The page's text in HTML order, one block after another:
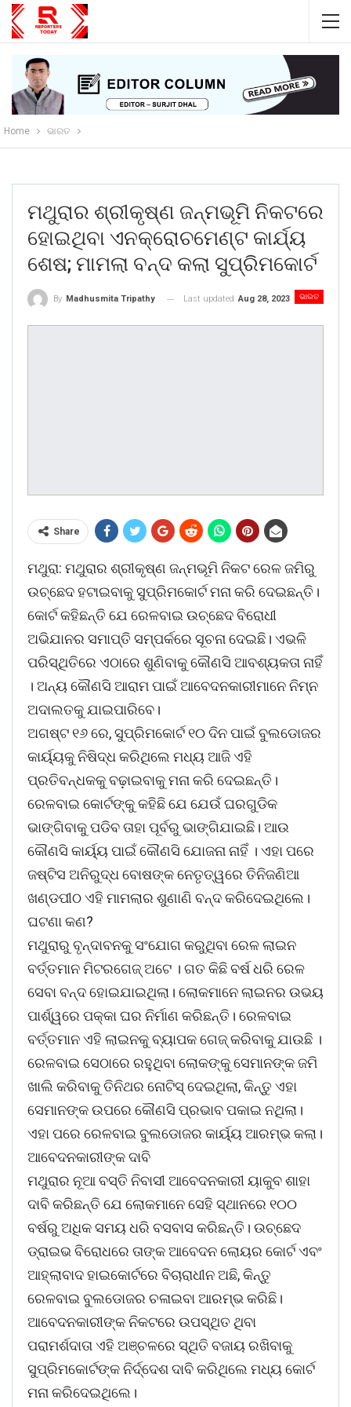
Home ଭାରତ
ମଥୁରାର ଶ୍ରୀକୃଷ୍ଣ ଜନ୍ମଭୂମି ନିକଟରେ
ହୋଇଥିବା ଏନକ୍ରୋଚମେଣ୍ଟ କାର୍ଯ୍ୟ
ଶେଷ; ମାମଲା ବନ୍ଦ କଲା ସୁପ୍ରିମକୋର୍ଟ
ଭାରତ
By Madhusmita Tripathy Last updated Aug 28, 2023
Share
ମଥୁରା: ମଥୁରାର ଶ୍ରୀକୃଷ୍ଣ ଜନ୍ମଭୂମି ନିକଟ ରେଳ ଜମିରୁ
ଉଚ୍ଛେଦ ହଟାଇବାକୁ ସୁପ୍ରିମକୋର୍ଟ ମନା କରି ଦେଇଛନ୍ତି।
କୋର୍ଟ କହିଛନ୍ତି ଯେ ରେଳବାଇ ଉଚ୍ଛେଦ ବିରୋଧୀ
ଅଭିଯାନର ସମାପ୍ତି ସମ୍ପର୍କରେ ସୂଚନା ଦେଇଛି। ଏଭଳି
ପରିସ୍ଥିତିରେ ଏଠାରେ ଶୁଣିବାକୁ କୌଣସି ଆବଶ୍ୟକତା ନାହିଁ
। ଅନ୍ୟ କୌଣସି ଆରାମ ପାଇଁ ଆବେଦନକାରୀମାନେ ନିମ୍ନ
ଅଦାଲତକୁ ଯାଇପାରିବେ।
ଅଗଷ୍ଟ ୧୬ ରେ, ସୁପ୍ରିମକୋର୍ଟ ୧୦ ଦିନ ପାଇଁ ବୁଲଡୋଜର
କାର୍ୟ୍ୟକୁ ନିଷିଦ୍ଧ କରିଥିଲେ ମଧ୍ୟ ଆଜି ଏହି
ପ୍ରତିବନ୍ଧକକୁ ବଢ଼ାଇବାକୁ ମନା କରି ଦେଇଛନ୍ତି।
ରେଳବାଇ କୋର୍ଟଙ୍କୁ କହିଛି ଯେ ଯେଉଁ ଘରଗୁଡିକ
ଭାଙ୍ଗିବାକୁ ପଡିବ ତାହା ପୂର୍ବରୁ ଭାଙ୍ଗିଯାଇଛି। ଆଉ
କୌଣସି କାର୍ୟ୍ୟ ପାଇଁ କୌଣସି ଯୋଜନା ନାହିଁ । ଏହା ପରେ
ଜଷ୍ଟିସ ଅନିରୁଦ୍ଧ ବୋଷଙ୍କ ନେତୃତ୍ୱରେ ତିନିଜଣିଆ
ଖଣ୍ଡପୀଠ ଏହି ମାମଲାର ଶୁଣାଣି ବନ୍ଦ କରିଦେଇଥିଲେ।
ଘଟଣା କଣ?
ମଥୁରାରୁ ବୃନ୍ଦାବନକୁ ସଂଯୋଗ କରୁଥିବା ରେଳ ଲାଇନ
ବର୍ତ୍ତମାନ ମିଟରଗେଜ୍ ଅଟେ । ଗତ କିଛି ବର୍ଷ ଧରି ରେଳ
ସେବା ବନ୍ଦ ହୋଇଯାଇଥିଲା। ଲୋକମାନେ ଲାଇନର ଉଭୟ
ପାର୍ଶ୍ୱରେ ପକ୍କା ଘର ନିର୍ମାଣ କରିଛନ୍ତି। ରେଳବାଇ
ବର୍ତ୍ତମାନ ଏହି ଲାଇନକୁ ବ୍ୟାପକ ଗେଜ୍ କରିବାକୁ ଯାଉଛି ।
ରେଳବାଇ ସେଠାରେ ରହୁଥିବା ଲୋକଙ୍କୁ ସେମାନଙ୍କ ଜମି
ଖାଲି କରିବାକୁ ତିନିଥର ନୋଟିସ୍ ଦେଇଥିଲା, କିନ୍ତୁ ଏହା
ସେମାନଙ୍କ ଉପରେ କୌଣସି ପ୍ରଭାବ ପକାଇ ନଥିଲା।
ଏହା ପରେ ରେଳବାଇ ବୁଲଡୋଜର କାର୍ୟ୍ୟ ଆରମ୍ଭ କଲା।
ଆବେଦନକାରୀଙ୍କ ଦାବି
ମଥୁରାର ନୂଆ ବସ୍ତି ନିବାସୀ ଆବେଦନକାରୀ ୟାକୁବ ଶାହା
ଦାବି କରିଛନ୍ତି ଯେ ଲୋକମାନେ ସେହି ସ୍ଥାନରେ ୧୦୦
ବର୍ଷରୁ ଅଧିକ ସମୟ ଧରି ବସବାସ କରିଛନ୍ତି। ଉଚ୍ଛେଦ
ଡ୍ରାଇଭ ବିରୋଧରେ ତାଙ୍କ ଆବେଦନ ଲୋୟର କୋର୍ଟ ଏବଂ
ଆହ୍ଲାବାଦ ହାଇକୋର୍ଟରେ ବିଚାରାଧୀନ ଅଛି, କିନ୍ତୁ
ରେଳବାଇ ବୁଲଡୋଜର ଚଳାଇବା ଆରମ୍ଭ କରିଛି।
ଆବେଦନକାରୀଙ୍କ ନିକଟରେ ଉପସ୍ଥିତ ଥିବା
ପରାମର୍ଶଦାତା ଏହି ଅଞ୍ଚଳରେ ସ୍ଥିତି ବଜାୟ ରଖିବାକୁ
ସୁପ୍ରିମକୋର୍ଟଙ୍କ ନିର୍ଦ୍ଦେଶ ଦାବି କରିଥିଲେ ମଧ୍ୟ କୋର୍ଟ
ମନା କରିଦେଇଥିଲେ।